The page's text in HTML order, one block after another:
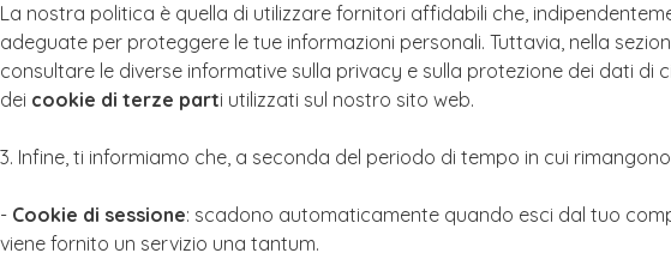
La nostra politica è quella di utilizzare fornitori affidabili che,
adeguate per proteggere le tue informazioni personali. Tuttavia, nella
consultare le diverse informative sulla privacy e sulla protezione dei dati
dei cookie di terze parti utilizzati sul nostro sito web.
3. Infine, ti informiamo che, a seconda del periodo di tempo in cui
- Cookie di sessione: scadono automaticamente quando esci dal tuo
viene fornito un servizio una tantum.